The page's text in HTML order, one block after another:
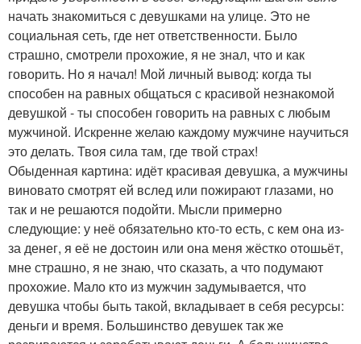
начать знакомиться с девушками на улице. Это не
социальная сеть, где нет ответственности. Было
страшно, смотрели прохожие, я не знал, что и как
говорить. Но я начал! Мой личный вывод: когда ты
способен на равных общаться с красивой незнакомой
девушкой - ты способен говорить на равных с любым
мужчиной. Искренне желаю каждому мужчине научиться
это делать. Твоя сила там, где твой страх!
Обыденная картина: идёт красивая девушка, а мужчины
виновато смотрят ей вслед или пожирают глазами, но
так и не решаются подойти. Мысли примерно
следующие: у неё обязательно кто-то есть, с кем она из-
за денег, я её не достоин или она меня жёстко отошьёт,
мне страшно, я не знаю, что сказать, а что подумают
прохожие. Мало кто из мужчин задумывается, что
девушка чтобы быть такой, вкладывает в себя ресурсы:
деньги и время. Большинство девушек так же